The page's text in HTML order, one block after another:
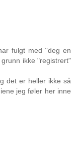
fulgt med ¨deg en
ikke "registrert"
det er heller ikke så
jeg føler her inne